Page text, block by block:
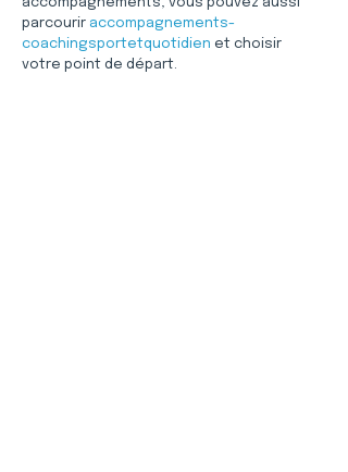
parcourir accompagnements-
coachingsportetquotidien et choisir
votre point de départ.